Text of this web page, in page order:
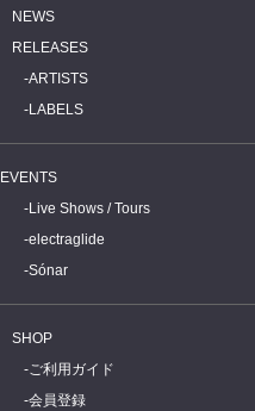
NEWS
RELEASES
ARTISTS
LABELS
EVENTS
Live Shows / Tours
electraglide
Sónar
SHOP
ご利用ガイド
会員登録